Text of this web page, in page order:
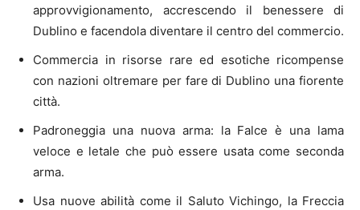
approvvigionamento, accrescendo il benessere di
Dublino e facendola diventare il centro del commercio.
Commercia in risorse rare ed esotiche ricompense
con nazioni oltremare per fare di Dublino una fiorente
città.
Padroneggia una nuova arma: la Falce è una lama
veloce e letale che può essere usata come seconda
arma.
Usa nuove abilità come il Saluto Vichingo, la Freccia